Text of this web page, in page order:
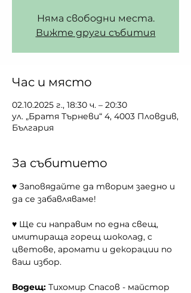
Няма свободни места.
Вижте други събития
Час и място
02.10.2025 г., 18:30 ч. – 20:30
ул. „Братя Търневи“ 4, 4003 Пловдив,
България
За събитието
♥ Заповядайте да творим заедно и
да се забавляваме!
♥ Ще си направим по една свещ,
имитираща горещ шоколад, с
цветове, аромати и декорации по
ваш избор.
Водещ: Тихомир Спасов - майстор